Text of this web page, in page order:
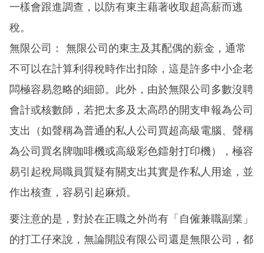
一樣會跟進調查，以防有東主藉著收取超高薪而逃
稅。
無限公司： 無限公司的東主及其配偶的薪金，通常
不可以在計算利得稅時作出扣除，這是許多中小企老
闆極容易忽略的細節。此外，由於無限公司多數沒聘
會計或核數師，若把太多及太高昂的開支申報為公司
支出（如聲稱為普通的私人公司買超高級電腦、聲稱
為公司買名牌咖啡機或高級彩色鐳射打印機），極容
易引起稅局職員質疑有關支出其實是作私人用途，並
作出核查，容易引起麻煩。
要注意的是，對於在正職之外尚有「自僱兼職副業」
的打工仔來說，無論開設有限公司還是無限公司，都